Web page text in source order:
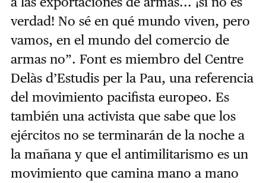
verdad! No sé en qué mundo viven, pero
vamos, en el mundo del comercio de
armas no”. Font es miembro del Centre
Delàs d’Estudis per la Pau, una referencia
del movimiento pacifista europeo. Es
también una activista que sabe que los
ejércitos no se terminarán de la noche a
la mañana y que el antimilitarismo es un
movimiento que camina mano a mano